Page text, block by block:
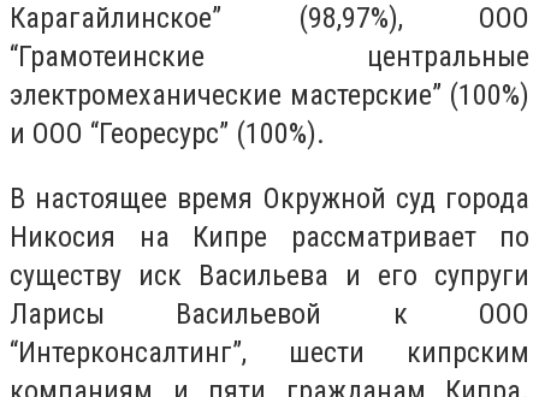
Карагайлинское” (98,97%), ООО
“Грамотеинские центральные
электромеханические мастерские” (100%)
и ООО “Георесурс” (100%).
В настоящее время Окружной суд города
Никосия на Кипре рассматривает по
существу иск Васильева и его супруги
Ларисы Васильевой к ООО
“Интерконсалтинг”, шести кипрским